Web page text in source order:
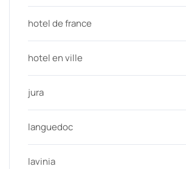
hotel de france
hotel en ville
jura
languedoc
lavinia